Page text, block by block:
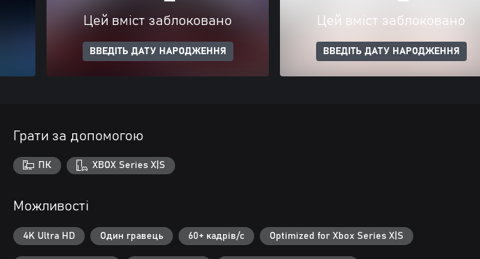
Цей вміст заблоковано
ВВЕДІТЬ ДАТУ НАРОДЖЕННЯ
Цей вміст заблоковано
ВВЕДІТЬ ДАТУ НАРОДЖЕННЯ
Грати за допомогою
ПК XBOX Series X|S
Можливості
4K Ultra HD Один гравець 60+ кадрів/с Optimized for Xbox Series X|S